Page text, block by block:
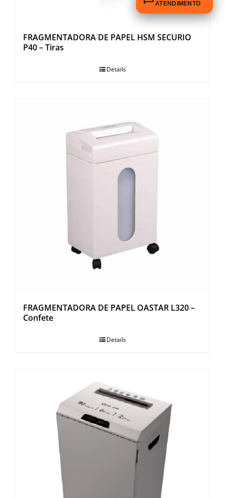
FRAGMENTADORA DE PAPEL HSM SECURIO
P40 – Tiras
Details
FRAGMENTADORA DE PAPEL OASTAR L320 –
Confete
Details
ATENDIMENTO